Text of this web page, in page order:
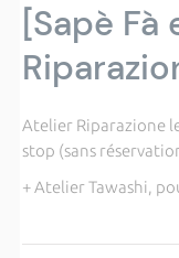
[Sapè Fà
Atelier Riparazione
stop (sans
+ Atelier Tawashi,